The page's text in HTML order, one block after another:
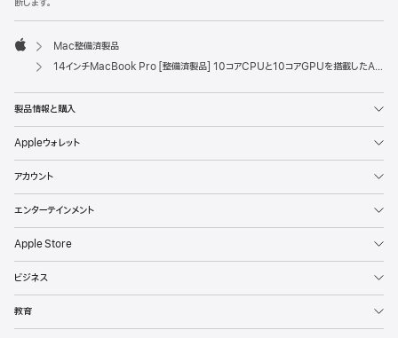
Mac整備済製品
14インチMacBook Pro [整備済製品] 10コアCPUと10コアGPUを搭載したApple M5チップ - スペースブラック
製品情報と購入
Appleウォレット
アカウント
エンターテインメント
Apple Store
ビジネス
教育